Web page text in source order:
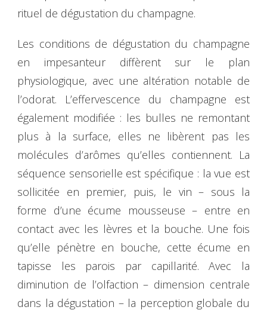
rituel de dégustation du champagne.
Les conditions de dégustation du champagne
en impesanteur diffèrent sur le plan
physiologique, avec une altération notable de
l’odorat. L’effervescence du champagne est
également modifiée : les bulles ne remontant
plus à la surface, elles ne libèrent pas les
molécules d’arômes qu’elles contiennent. La
séquence sensorielle est spécifique : la vue est
sollicitée en premier, puis, le vin – sous la
forme d’une écume mousseuse – entre en
contact avec les lèvres et la bouche. Une fois
qu’elle pénètre en bouche, cette écume en
tapisse les parois par capillarité. Avec la
diminution de l’olfaction – dimension centrale
dans la dégustation – la perception globale du